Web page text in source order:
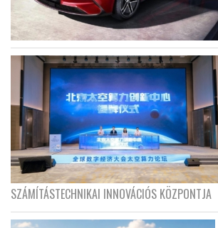
SZÁMÍTÁSTECHNIKAI INNOVÁCIÓS KÖZPONTJA